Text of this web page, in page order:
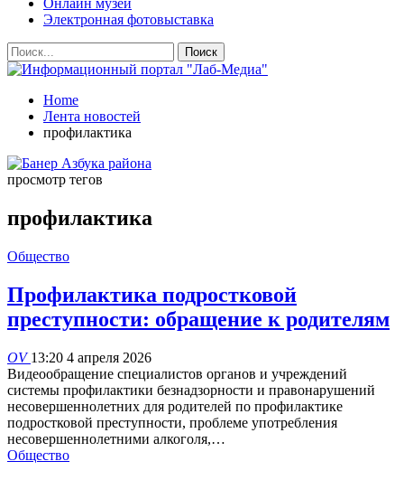
Онлайн музей
Электронная фотовыставка
Home
Лента новостей
профилактика
просмотр тегов
профилактика
Общество
Профилактика подростковой
преступности: обращение к родителям
OV13:20 4 апреля 2026
Видеообращение специалистов органов и учреждений
системы профилактики безнадзорности и правонарушений
несовершеннолетних для родителей по профилактике
подростковой преступности, проблеме употребления
несовершеннолетними алкоголя,…
Общество